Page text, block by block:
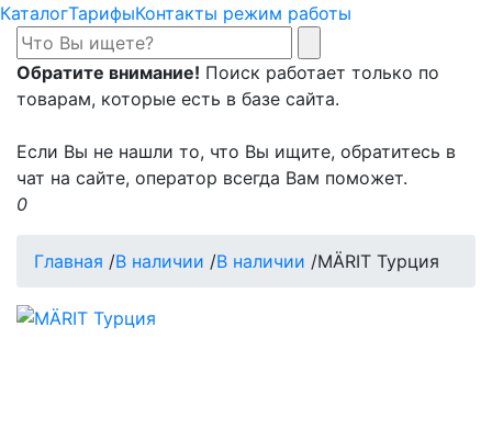
КаталогТарифыКонтакты режим работы
Обратите внимание! Поиск работает только по
товарам, которые есть в базе сайта.
Если Вы не нашли то, что Вы ищите, обратитесь в
чат на сайте, оператор всегда Вам поможет.
0
Главная /В наличии /В наличии /MÄRIT Турция